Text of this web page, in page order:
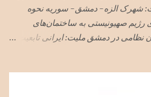
محل شهادت: شهرک الزه- دمشق- سوریه نحوه
صهیونیستی به ساختمان‌های
در دمشق ملیت: ایرانی تابعیت: